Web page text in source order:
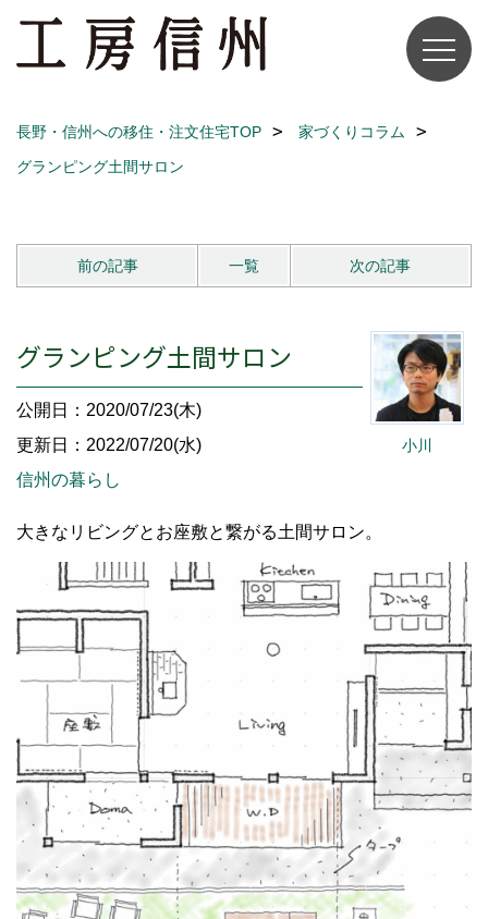
長野・信州への移住・注文住宅TOP
家づくりコラム
グランピング土間サロン
前の記事 一覧 次の記事
小川
グランピング土間サロン
公開日：2020/07/23(木)
更新日：2022/07/20(水)
信州の暮らし
大きなリビングとお座敷と繋がる土間サロン。